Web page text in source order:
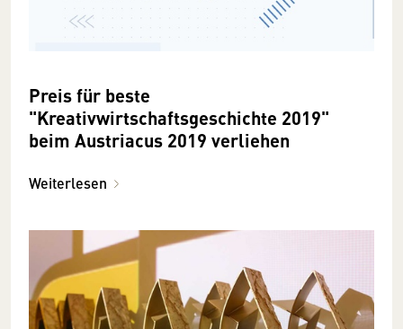
Preis für beste
"Kreativwirtschaftsgeschichte 2019"
beim Austriacus 2019 verliehen
Weiterlesen